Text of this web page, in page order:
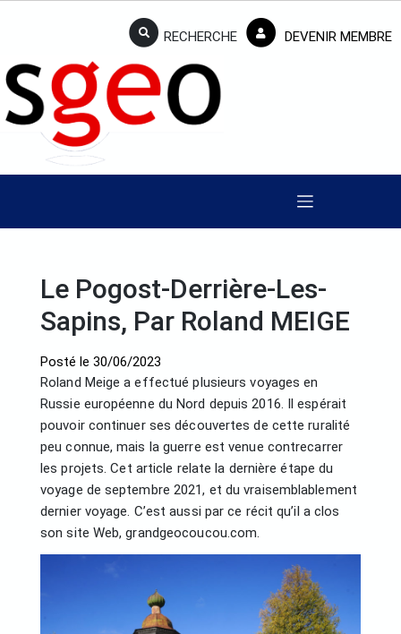
RECHERCHE DEVENIR MEMBRE
Le Pogost-Derrière-Les-
Sapins, Par Roland MEIGE
Posté le 30/06/2023
Roland Meige a effectué plusieurs voyages en
Russie européenne du Nord depuis 2016. Il espérait
pouvoir continuer ses découvertes de cette ruralité
peu connue, mais la guerre est venue contrecarrer
les projets. Cet article relate la dernière étape du
voyage de septembre 2021, et du vraisemblablement
dernier voyage. C’est aussi par ce récit qu’il a clos
son site Web, grandgeocoucou.com.